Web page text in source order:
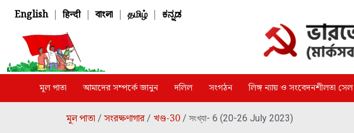
English | हिन्दी | বাংলা | தமிழ் | ಕನ್ನಡ
মূল পাতা আমাদের সম্পর্কে জানুন দলিল সংগঠন লিঙ্গ ন্যায় ও সংবেদনশীলতা সেল
মূল পাতা / সংরক্ষণাগার/ খণ্ড-30 / সংখ্যা- 6 (20-26 July 2023)